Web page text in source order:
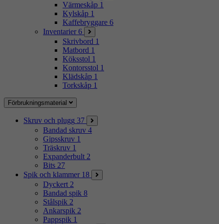
Värmeskåp 1
Kylskåp 1
Kaffebryggare 6
Inventarier 6
Skrivbord 1
Matbord 1
Köksstol 1
Kontorsstol 1
Klädskåp 1
Torkskåp 1
Förbrukningsmaterial
Skruv och plugg 37
Bandad skruv 4
Gipsskruv 1
Träskruv 1
Expanderbult 2
Bits 27
Spik och klammer 18
Dyckert 2
Bandad spik 8
Stålspik 2
Ankarspik 2
Pappspik 1